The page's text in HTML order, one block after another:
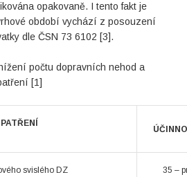
opakovaně. I tento fakt je
období vychází z posouzení
dle ČSN 73 6102 [3].
počtu dopravních nehod a
[1]
svislého DZ
35 –